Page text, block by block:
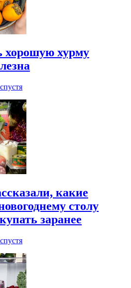
хорошую хурму
какие
столу
заранее